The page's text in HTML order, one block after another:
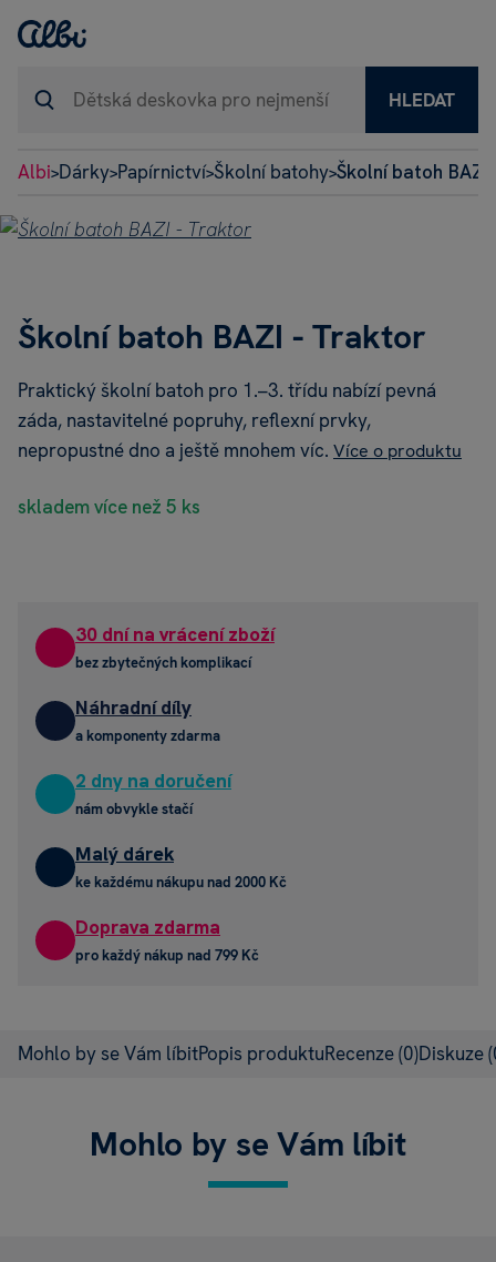
HLEDAT
Albi>Dárky>Papírnictví>Školní batohy>Školní batoh
Školní batoh BAZI - Traktor
Praktický školní batoh pro 1.–3. třídu nabízí pevná
záda, nastavitelné popruhy, reflexní prvky,
nepropustné dno a ještě mnohem víc. Více o produktu
skladem více než 5 ks
30 dní na vrácení zboží
bez zbytečných komplikací
Náhradní díly
a komponenty zdarma
2 dny na doručení
nám obvykle stačí
Malý dárek
ke každému nákupu nad 2000 Kč
Doprava zdarma
pro každý nákup nad 799 Kč
Mohlo by se Vám líbitPopis produktuRecenze(0)Diskuze
Mohlo by se Vám líbit